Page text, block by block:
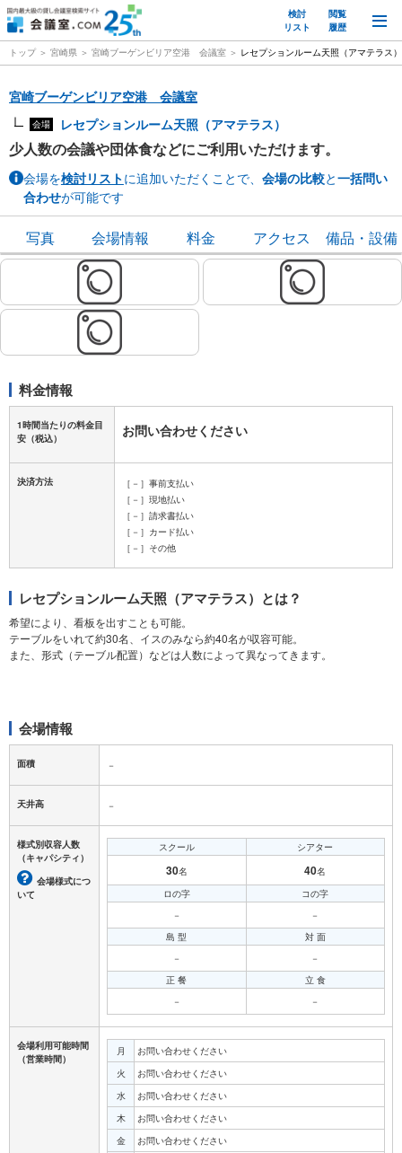
検討
リスト
閲覧
履歴
トップ 宮崎県 宮崎ブーゲンビリア空港 会議室 レセプションルーム天照（アマテラス）
宮崎ブーゲンビリア空港 会議室
会場 レセプションルーム天照（アマテラス）
少人数の会議や団体食などにご利用いただけます。
会場を検討リストに追加いただくことで、 会場の比較と一括問い
合わせが可能です
写真 会場情報 料金 アクセス 備品・設備
料金情報
1時間当たりの料金目
安 （税込） お問い合わせください
決済方法
［－］事前支払い
［－］現地払い
［－］請求書払い
［－］カード払い
［－］その他
レセプションルーム天照（アマテラス）とは？
希望により、看板を出すことも可能。
テーブルをいれて約30名、イスのみなら約40名が収容可能。
また、形式（テーブル配置）などは人数によって異なってきます。
会場情報
面積 －
天井高 －
様式別収容人数
（キャパシティ）
会場様式につ
いて
スクール
30名
シアター
40名
ロの字
－
コの字
－
島 型
－
対 面
－
正 餐
－
立 食
－
会場利用可能時間
（営業時間）
月
お問い合わせください
火
お問い合わせください
水
お問い合わせください
木
お問い合わせください
金
お問い合わせください